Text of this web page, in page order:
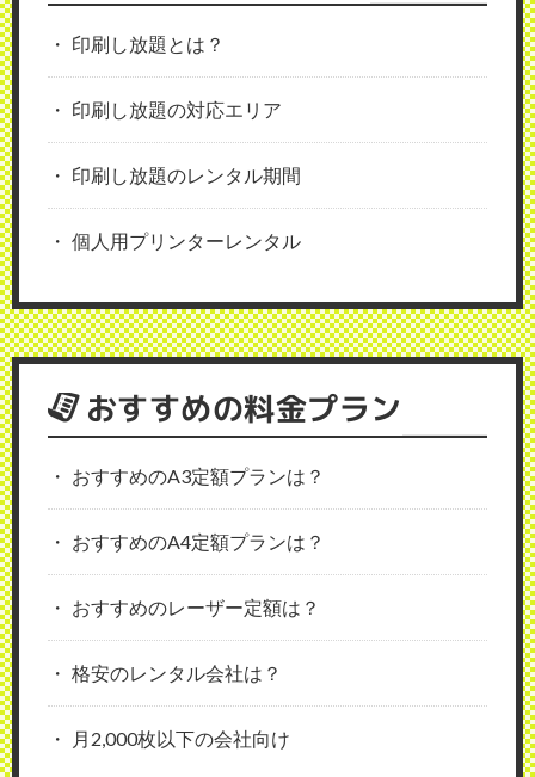
印刷し放題とは？
印刷し放題の対応エリア
印刷し放題のレンタル期間
個人用プリンターレンタル
おすすめの料金プラン
おすすめのA3定額プランは？
おすすめのA4定額プランは？
おすすめのレーザー定額は？
格安のレンタル会社は？
月2,000枚以下の会社向け